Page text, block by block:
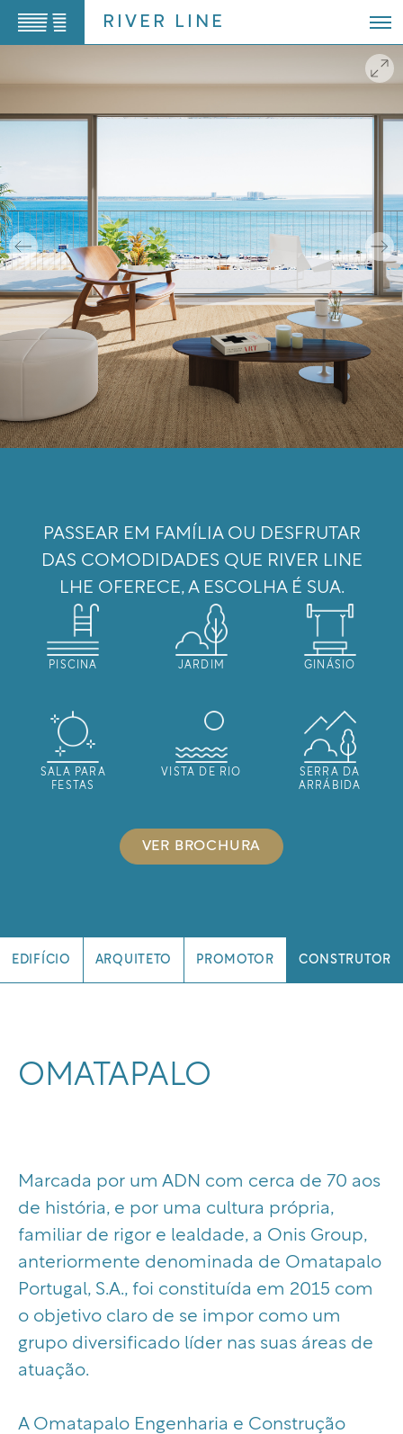
para
o
RIVER LINE
PASSEAR EM FAMÍLIA OU DESFRUTAR
DAS COMODIDADES QUE RIVER LINE
LHE OFERECE, A ESCOLHA É SUA.
PISCINA JARDIM GINÁSIO
SALA PARA
FESTAS
VISTA DE RIO
SERRA DA
ARRÁBIDA
VER BROCHURA
EDIFÍCIO ARQUITETO PROMOTOR CONSTRUTOR
OMATAPALO
Marcada por um ADN com cerca de 70 aos
de história, e por uma cultura própria,
familiar de rigor e lealdade, a Onis Group,
anteriormente denominada de Omatapalo
Portugal, S.A., foi constituída em 2015 com
o objetivo claro de se impor como um
grupo diversificado líder nas suas áreas de
atuação.
A Omatapalo Engenharia e Construção